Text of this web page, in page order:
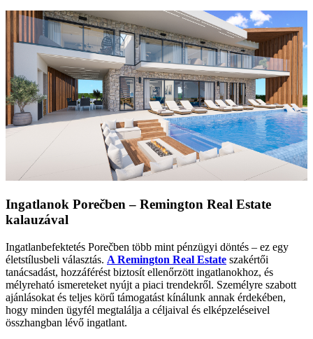
Ingatlanok Porečben – Remington Real Estate
kalauzával
Ingatlanbefektetés Porečben több mint pénzügyi döntés – ez egy
életstílusbeli választás. A Remington Real Estate szakértői
tanácsadást, hozzáférést biztosít ellenőrzött ingatlanokhoz, és
mélyreható ismereteket nyújt a piaci trendekről. Személyre szabott
ajánlásokat és teljes körű támogatást kínálunk annak érdekében,
hogy minden ügyfél megtalálja a céljaival és elképzeléseivel
összhangban lévő ingatlant.